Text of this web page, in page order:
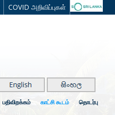
COVID அறிவிப்புகள்
பதிவிறக்கம் காட்சி கூடம் தொடர்பு